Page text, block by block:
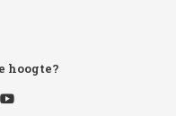
hoogte?